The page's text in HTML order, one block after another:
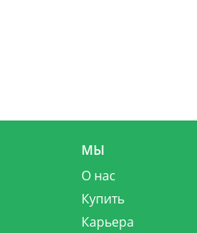
МЫ
О нас
Купить
Карьера